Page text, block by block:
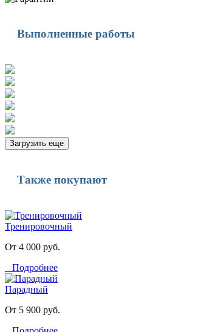
Выполненные работы
Загрузить еще
Также покупают
Тренировочный
От 4 000 руб.
Подробнее
Парадный
От 5 900 руб.